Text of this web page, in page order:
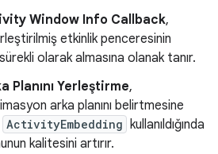
Window Info Callback,
etkinlik penceresinin
olarak almasına olanak tanır.
Planını Yerleştirme,
arka planını belirtmesine
ActivityEmbedding kullanıldığında
kalitesini artırır.